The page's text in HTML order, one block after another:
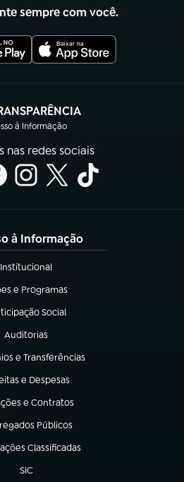
sempre com você.
à Informação
(abre em nova aba)
nas redes sociais
à Informação
Institucional
(abre em nova aba)
e Programas
em nova aba)
Social
em nova aba)
Auditorias
(abre em nova aba)
e Transferências
nova aba)
e Despesas
em nova aba)
e Contratos
em nova aba)
Públicos
em nova aba)
Classificadas
nova aba)
SIC
(abre em nova aba)